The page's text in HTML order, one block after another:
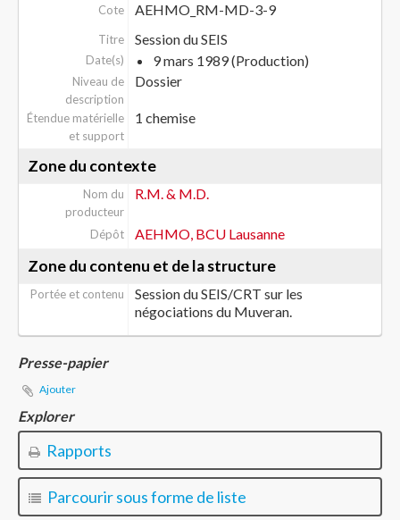
Cote AEHMO_RM-MD-3-9
Titre Session du SEIS
Date(s) 9 mars 1989 (Production)
Niveau de
description
Dossier
Étendue matérielle
et support
1 chemise
Zone du contexte
Nom du
producteur
R.M. & M.D.
Dépôt AEHMO, BCU Lausanne
Zone du contenu et de la structure
Portée et contenu
Session du SEIS/CRT sur les
négociations du Muveran.
Presse-papier
Ajouter
Explorer
Rapports
Parcourir sous forme de liste